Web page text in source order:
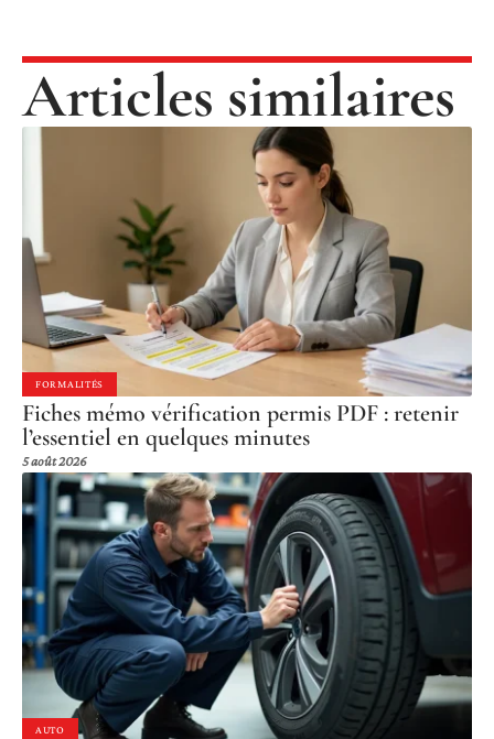
Articles similaires
FORMALITÉS
Fiches mémo vérification permis PDF : retenir
l’essentiel en quelques minutes
5 août 2026
AUTO